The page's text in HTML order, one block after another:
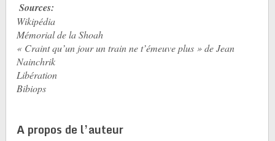
Sources:
Wikipédia
Mémorial de la Shoah
« Craint qu’un jour un train ne t’émeuve plus » de Jean
Nainchrik
Libération
Bibiops
A propos de l’auteur